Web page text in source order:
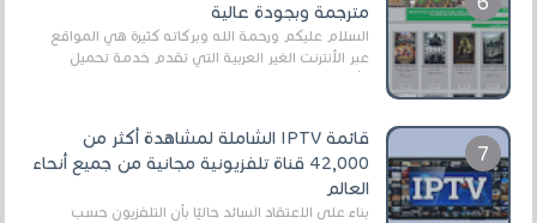
مترجمة وبجودة عالية
السلام عليكم ورحمة الله وبركاته كثيرة هي المواقع
عبر الأنترنت الغير العربية التي تقدم خدمة تحميل
قائمة IPTV الشاملة لمشاهدة أكثر من
42,000 قناة تلفزيونية مجانية من جميع أنحاء
العالم
بناءً على الاعتقاد السائد حاليًا بأن التلفزيون حسب